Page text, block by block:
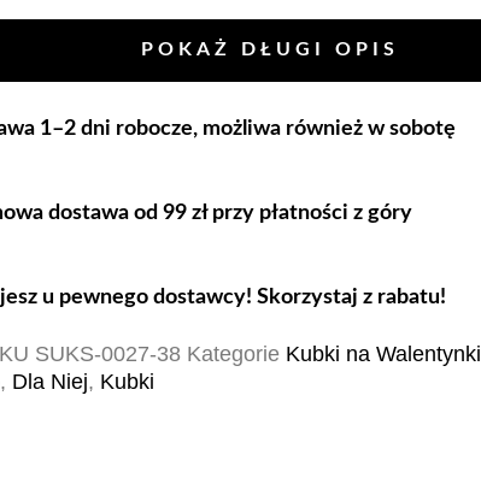
POKAŻ DŁUGI OPIS
1–2 dni robocze, możliwa również w sobotę
dostawa od 99 zł przy płatności z góry
u pewnego dostawcy! Skorzystaj z rabatu!
SUKS-0027-38 Kategorie Kubki na Walentynki
, Dla Niej, Kubki